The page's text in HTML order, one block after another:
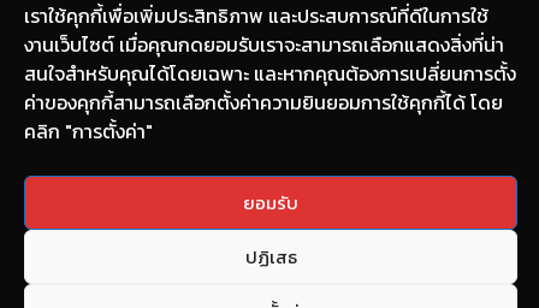
เราใช้คุกกี้เพื่อเพิ่มประสิทธิภาพ และประสบการณ์ที่ดีในการใช้
งานเว็บไซต์ เมื่อคุณกดยอมรับเราจะสามารถเลือกแสดงสิ่งที่น่า
สนใจสำหรับคุณได้โดยเฉพาะ และหากคุณต้องการเปลี่ยนการตั้ง
ค่าของคุกกี้สามารถเลือกตั้งค่าความยินยอมการใช้คุกกี้ได้ โดย
คลิก "การตั้งค่า"
ยอมรับ
ปฏิเสธ
Email:nont@digitaljam.asia
Copyright © 2022 DIGITAL JAM All rights reserved.